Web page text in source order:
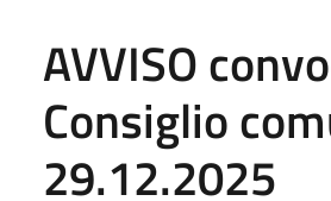
AVVISO
Consiglio
29.12.2025